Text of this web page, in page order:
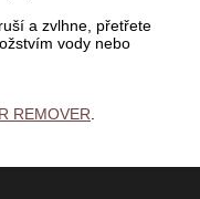
a zvlhne, přetřete
vody nebo
REMOVER